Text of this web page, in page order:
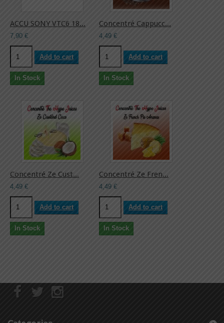
ACCU SONY VTC6 18...
7,90 €
Add to cart
In Stock
Concentré Cappucc...
4,49 €
Add to cart
In Stock
Concentré Ze Cust...
4,49 €
Add to cart
In Stock
Concentré Ze Fren...
4,49 €
Add to cart
In Stock